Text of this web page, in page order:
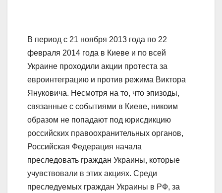
В период с 21 ноября 2013 года по 22
февраля 2014 года в Киеве и по всей
Украине проходили акции протеста за
евроинтеграцию и против режима Виктора
Януковича. Несмотря на то, что эпизоды,
связанные с событиями в Киеве, никоим
образом не попадают под юрисдикцию
российских правоохранительных органов,
Российская Федерация начала
преследовать граждан Украины, которые
учувствовали в этих акциях. Среди
преследуемых граждан Украины в РФ, за